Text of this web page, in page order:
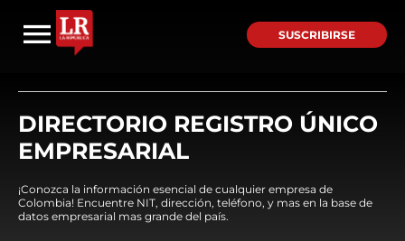
SUSCRIBIRSE
DIRECTORIO REGISTRO ÚNICO
EMPRESARIAL
¡Conozca la información esencial de cualquier empresa de
Colombia! Encuentre NIT, dirección, teléfono, y mas en la base de
datos empresarial mas grande del país.